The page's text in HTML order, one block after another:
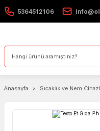
5364512106
Anasayfa Sıcaklık ve Nem